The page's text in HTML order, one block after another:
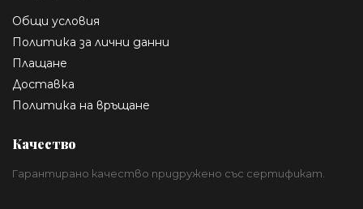
Общи условия
Политика за лични данни
Плащане
Доставка
Политика на връщане
Качество
Гарантирано качество придружено със сертификат.